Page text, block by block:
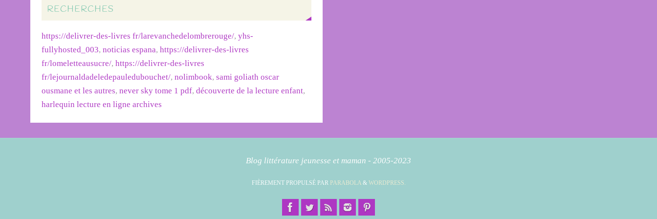
RECHERCHES
https://delivrer-des-livres fr/larevanchedelombrerouge/,yhs-
fullyhosted_003,noticias espana,https://delivrer-des-livres
fr/lomeletteausucre/,https://delivrer-des-livres
fr/lejournaldadeledepauledubouchet/,nolimbook,sami goliath oscar
ousmane et les autres,never sky tome 1 pdf,découverte de la lecture enfant,
harlequin lecture en ligne archives
Blog littérature jeunesse et maman - 2005-2023
FIÈREMENT PROPULSÉ PAR PARABOLA & WORDPRESS.